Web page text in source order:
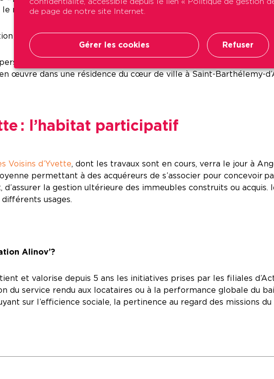
maintien à domicile des personnes âgées.
qui analyse les usages et habitudes du locataire dans son
avec une activation et un paramétrage des
œuvre dans une résidence du cœur de ville à Saint-Barthélemy-
: l’habitat participatif
Voisins d’Yvette, dont les travaux sont en cours, verra le jour à
permettant à des acquéreurs de s’associer pour concevoir
d’assurer la gestion ultérieure des immeubles construits ou
usages.
Alinov’ ?
et valorise depuis 5 ans les initiatives prises par les filiales
du service rendu aux locataires ou à la performance globale du
sur l’efficience sociale, la pertinence au regard des missions
de page de notre site Internet.
Gérer les cookies Refuser